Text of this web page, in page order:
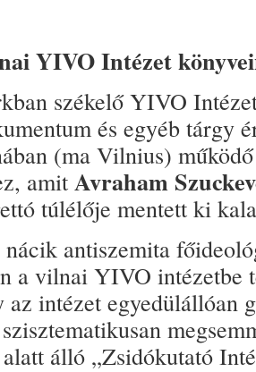
YIVO Intézet
székelő YIVO
és egyéb tárgy
(ma Vilnius)
amit Avraham
túlélője mentett ki
nácik antiszemita
a vilnai YIVO intézetbe
intézet egye­dülállóan
álló „Zsidókutató